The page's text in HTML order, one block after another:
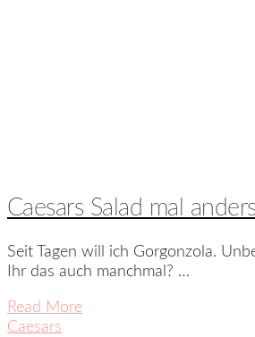
Caesars Salad mal anders
Seit Tagen will ich Gorgonzola.
Ihr das auch manchmal? …
Read More
Caesars